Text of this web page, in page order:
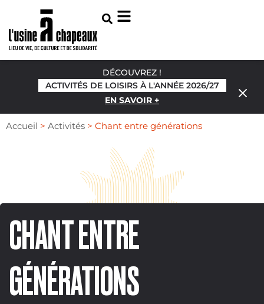
DÉCOUVREZ !
ACTIVITÉS DE LOISIRS À L'ANNÉE 2026/27
EN SAVOIR +
Accueil > Activités > Chant entre générations
CHANT ENTRE
GÉNÉRATIONS